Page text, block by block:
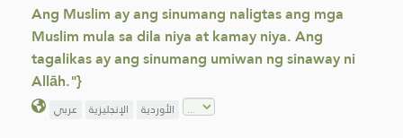
Ang Muslim ay ang sinumang naligtas ang mga
Muslim mula sa dila niya at kamay niya. Ang
tagalikas ay ang sinumang umiwan ng sinaway ni
Allāh."}
عربي الإنجليزية الأوردية